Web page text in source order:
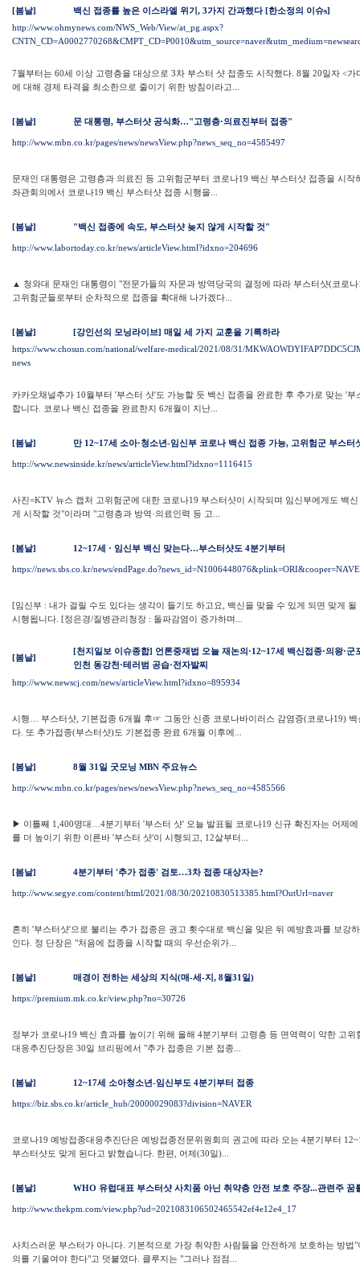
[봄날]
백신 접종률 높은 이스라엘 위기, 3가지 간과했다 [한소정의 이슈s]
http://www.ohmynews.com/NWS_Web/View/at_pg.aspx?
7월부터는 60세 이상 고령층을 대상으로 3차 부스터 샷 접종도 시작했다. 8월 20일자 <
에 대해 경제 타격을 최소한으로 줄이기 위한 방침이라고...
[봄날] 문 대통령, 부스터샷 공식화…"고령층·의료진부터 접종"
http://www.mbn.co.kr/pages/news/newsView.php?news_seq_no=4585497
문재인 대통령은 고령층과 의료진 등 고위험군부터 코로나19 백신 부스터샷 접종을 시
좌관회의에서 코로나19 백신 부스터샷 접종 시행을...
[봄날] "백신 접종에 속도, 부스터샷 늦지 않게 시작할 것"
http://www.labortoday.co.kr/news/articleView.html?idxno=204696
▲ 청와대 문재인 대통령이 "전문가들의 자문과 방역당국의 결정에 따라 부스터샷(코로
고위험군들로부터 순차적으로 접종을 확대해 나가겠다...
[봄날]
[강인선의 모닝라이브] 매일 세 가지 교훈을 기록하라
https://www.chosun.com/national/welfare-medical/2021/08/31/
news
카카오채널추가 10월부터 '부스터 샷'도 가능할 듯 백신 접종을 완료한 후 추가로 맞는 '
합니다. 코로나 백신 접종을 완료한지 6개월이 지난...
[봄날] 만 12~17세 소아·청소년-임신부 코로나 백신 접종 가능, 고위험군 부스터
http://www.newsinside.kr/news/articleView.html?idxno=1116415
사진=KTV 뉴스 캡처 고위험군에 대한 코로나19 부스터샷이 시작되며 임신부에게도 백
게 시작할 것"이라며 "고령층과 방역·의료인력 등 고...
[봄날] 12~17세 · 임신부 백신 맞는다…부스터샷도 4분기부터
https://news.sbs.co.kr/news/
[임신부 : 내가 걸릴 수도 있다는 생각이 들기도 하고요, 백신을 맞을 수 있게 되면 맞게
시행됩니다. [정은경/질병관리청장 : 돌파감염이 증가하며...
[봄날]
[천지일보 이슈종합] 언론중재법 오늘 재논의·12~17세 백신접종·의왕·군
인천 동강천·테러범 공습·전자발찌
http://www.newscj.com/news/articleView.html?idxno=895934
시행… 부스터샷, 기본접종 6개월 후☞ 그동안 신종 코로나바이러스 감염증(코로나19)
다. 또 추가접종(부스터샷)도 기본접종 완료 6개월 이후에...
[봄날] 8월 31일 굿모닝 MBN 주요뉴스
http://www.mbn.co.kr/pages/news/newsView.php?news_seq_no=4585566
▶ 이틀째 1,400명대…4분기부터 '부스터 샷' 오늘 발표될 코로나19 신규 확진자는 어제
를 더 높이기 위한 이른바 '부스터 샷'이 시행되고, 12살부터...
[봄날] 4분기부터 '추가 접종' 검토…3차 접종 대상자는?
http://www.segye.com/content/html/2021/08/30/20210830513385.html?OutUrl=naver
흔히 '부스터샷'으로 불리는 추가 접종은 권고 횟수대로 백신을 맞은 뒤 예방효과를 보
인다. 정 단장은 "처음에 접종을 시작할 때의 우선순위가...
[봄날] 매경이 전하는 세상의 지식(매-세-지, 8월31일)
https://premium.mk.co.kr/view.php?no=30726
정부가 코로나19 백신 효과를 높이기 위해 올해 4분기부터 고령층 등 면역력이 약한 고
대응추진단장은 30일 브리핑에서 "추가 접종은 기본 접종...
[봄날] 12~17세 소아청소년-임신부도 4분기부터 접종
https://biz.sbs.co.kr/article_hub/20000029083?division=NAVER
코로나19 예방접종대응추진단은 예방접종전문위원회의 권고에 따라 오는 4분기부터
부스터샷도 맞게 된다고 밝혔습니다. 한편, 어제(30일)...
[봄날] WHO 유럽대표 부스터샷 사치품 아닌 취약층 안전 보호 주장...관련주 꿈
http://www.thekpm.com/view.php?ud=2021083106502465542ef4e12e4_17
사치스러운 부스터가 아니다. 기본적으로 가장 취약한 사람들을 안전하게 보호하는 방
의를 기울여야 한다"고 덧붙였다. 클루지는 "그러나 점점...